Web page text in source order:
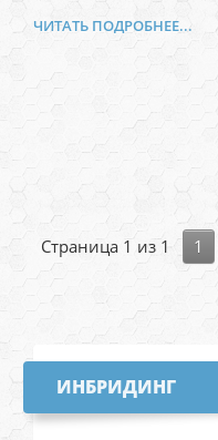
ЧИТАТЬ ПОДРОБНЕЕ...
Страница 1 из1 1
ИНБРИДИНГ